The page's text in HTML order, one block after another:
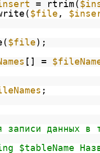
= rtrim(
$file ,
$file );
[] =
;
записи данных в
$tableName